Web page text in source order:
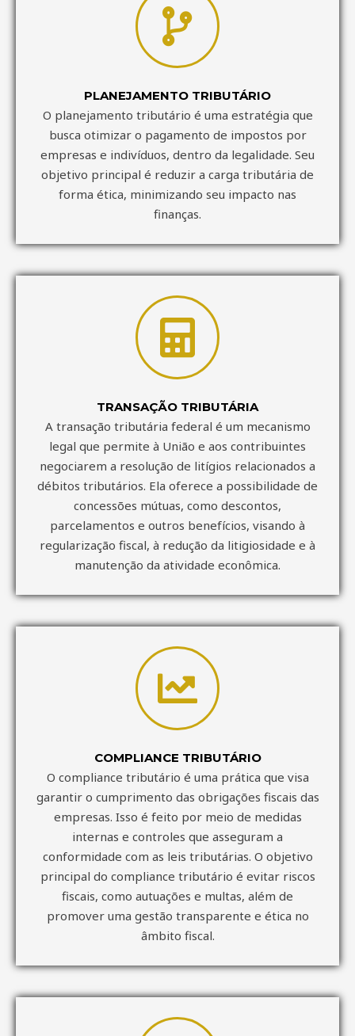
PLANEJAMENTO TRIBUTÁRIO
O planejamento tributário é uma estratégia que
busca otimizar o pagamento de impostos por
empresas e indivíduos, dentro da legalidade. Seu
objetivo principal é reduzir a carga tributária de
forma ética, minimizando seu impacto nas
finanças.
TRANSAÇÃO TRIBUTÁRIA
A transação tributária federal é um mecanismo
legal que permite à União e aos contribuintes
negociarem a resolução de litígios relacionados a
débitos tributários. Ela oferece a possibilidade de
concessões mútuas, como descontos,
parcelamentos e outros benefícios, visando à
regularização fiscal, à redução da litigiosidade e à
manutenção da atividade econômica.
COMPLIANCE TRIBUTÁRIO
O compliance tributário é uma prática que visa
garantir o cumprimento das obrigações fiscais das
empresas. Isso é feito por meio de medidas
internas e controles que asseguram a
conformidade com as leis tributárias. O objetivo
principal do compliance tributário é evitar riscos
fiscais, como autuações e multas, além de
promover uma gestão transparente e ética no
âmbito fiscal.